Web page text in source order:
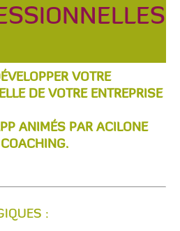
VOTRE
DE VOTRE ENTREPRISE
ANIMÉS PAR ACILONE
: